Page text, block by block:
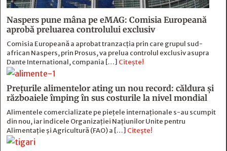
Naspers pune mâna pe eMAG: Comisia Europeană
aprobă preluarea controlului exclusiv
Comisia Europeană a aprobat tranzacția prin care grupul sud-
african Naspers, prin Prosus, va prelua controlul exclusiv asupra
Dante International, compania […] Citește!
Prețurile alimentelor ating un nou record: căldura și
războaiele împing în sus costurile la nivel mondial
Alimentele comercializate pe piețele internaționale s-au scumpit
din nou, iar indicele Organizației Națiunilor Unite pentru
Alimentație și Agricultură (FAO) a […] Citește!